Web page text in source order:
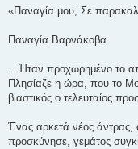
μ
ί
σ
«Παναγία μου, Σε
Παναγία Βαρνάκοβα
…Ήταν προχωρημένο το
Πλησίαζε η ώρα, που το
βιαστικός ο τελευταίος
Ένας αρκετά νέος άντρας,
προσκύνησε, γεμάτος